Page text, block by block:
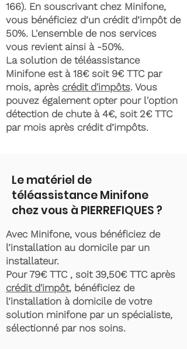
166). En souscrivant chez Minifone,
vous bénéficiez d’un crédit d’impôt de
50%. L'ensemble de nos services
vous revient ainsi à -50%.
La solution de téléassistance
Minifone est à 18€ soit 9€ TTC par
mois, après crédit d'impôts. Vous
pouvez également opter pour l'option
détection de chute à 4€, soit 2€ TTC
par mois après crédit d’impôts.
Le matériel de
téléassistance Minifone
chez vous à PIERREFIQUES ?
Avec Minifone, vous bénéficiez de
l’installation au domicile par un
installateur.
Pour 79€ TTC , soit 39,50€ TTC après
crédit d'impôt, bénéficiez de
l’installation à domicile de votre
solution minifone par un spécialiste,
sélectionné par nos soins.